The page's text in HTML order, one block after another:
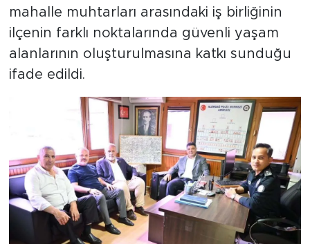
mahalle muhtarları arasındaki iş birliğinin
ilçenin farklı noktalarında güvenli yaşam
alanlarının oluşturulmasına katkı sunduğu
ifade edildi.